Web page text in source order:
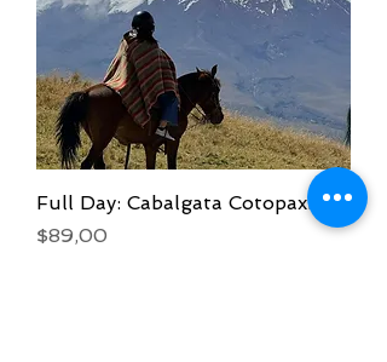
Full Day: Cabalgata Cotopaxi
Precio
$89,00